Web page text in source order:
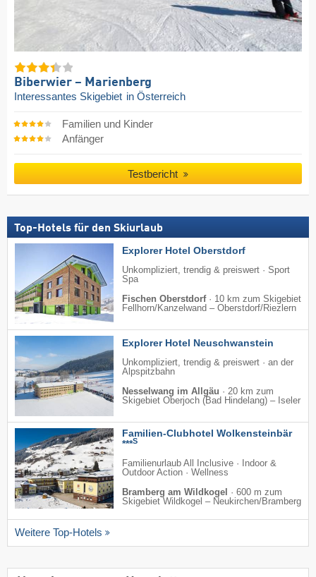
Biberwier – Marienberg
Interessantes Skigebiet in Österreich
Familien und Kinder
Anfänger
Testbericht
Top-Hotels für den Skiurlaub
Explorer Hotel Oberstdorf
Unkompliziert, trendig & preiswert · Sport
Spa
Fischen Oberstdorf· 10 km zum Skigebiet
Fellhorn/​Kanzelwand – Oberstdorf/​Riezlern
Explorer Hotel Neuschwanstein
Unkompliziert, trendig & preiswert · an der
Alpspitzbahn
Nesselwang im Allgäu · 20 km zum
Skigebiet Oberjoch (Bad Hindelang) – Iseler
Familien-Clubhotel Wolkensteinbär
***S
Familienurlaub All Inclusive · Indoor &
Outdoor Action · Wellness
Bramberg am Wildkogel
· 600 m zum
Skigebiet Wildkogel – Neukirchen/​Bramberg
Weitere Top-Hotels